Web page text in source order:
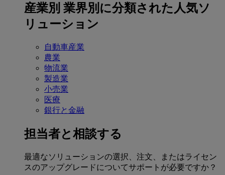
産業別 業界別に分類された人気ソ
リューション
自動車産業
農業
物流業
製造業
小売業
医療
銀行と金融
担当者と相談する
最適なソリューションの選択、注文、またはライセン
スのアップグレードについてサポートが必要ですか？